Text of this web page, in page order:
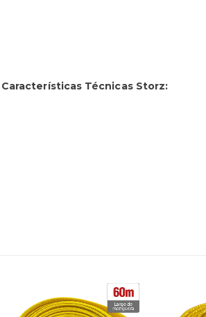
Características Técnicas Storz: